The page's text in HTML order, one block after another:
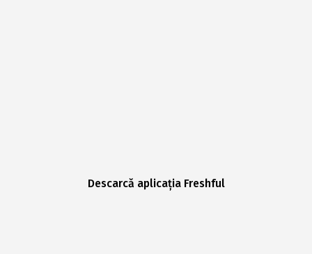
Descarcă aplicația Freshful